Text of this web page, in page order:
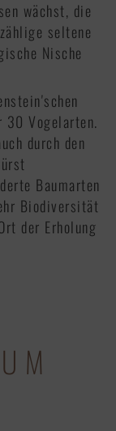
wächst, die
seltene
Nische
30 Vogelarten.
durch den
Baumarten
Biodiversität
der Erholung